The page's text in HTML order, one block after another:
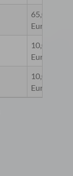
65,00
Euro
10,00
Euro
10,00
Euro